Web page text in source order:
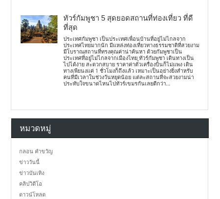
ทัวร์กัมพูชา 5 สุดยอดสถานที่ท่องเที่ยว ที่ดี
ที่สุด
ประเทศกัมพูชา เป็นประเทศเพื่อนบ้านที่อยู่ไม่ไกลจาก
ประเทศไทยมากนัก มีแหล่งท่องเที่ยวทางธรรมชาติที่สวยงาม
มีโบราณสถานที่ทรงคุณค่าน่าค้นหา ด้วยกัมพูชาเป็น
ประเทศที่อยู่ไม่ไกลจากเมืองไทย ทัวร์กัมพูชา เดินทางเป็น
ไปได้ง่าย สะดวกสบาย ราคาค่าตั๋วเครื่องบินก็ไม่แพง เดิน
ทางเพียนงแค่ 1 ชั่วโมงก็ถึงแล้ว เหมาะเป็นอย่างยิ่งสำหรับ
คนที่มีเวลาในช่วงวันหยุดน้อย แต่ละสถานที่จะสวยงามน่า
ประทับใจขนาดไหนไปทัวร์เขมรกันเลยดีกว่า...
หมวดหมู่
กลอน คำขวัญ
ข่าววันนี้
ข่าวบันเทิง
คลิปวิดีโอ
ดาวน์โหลด